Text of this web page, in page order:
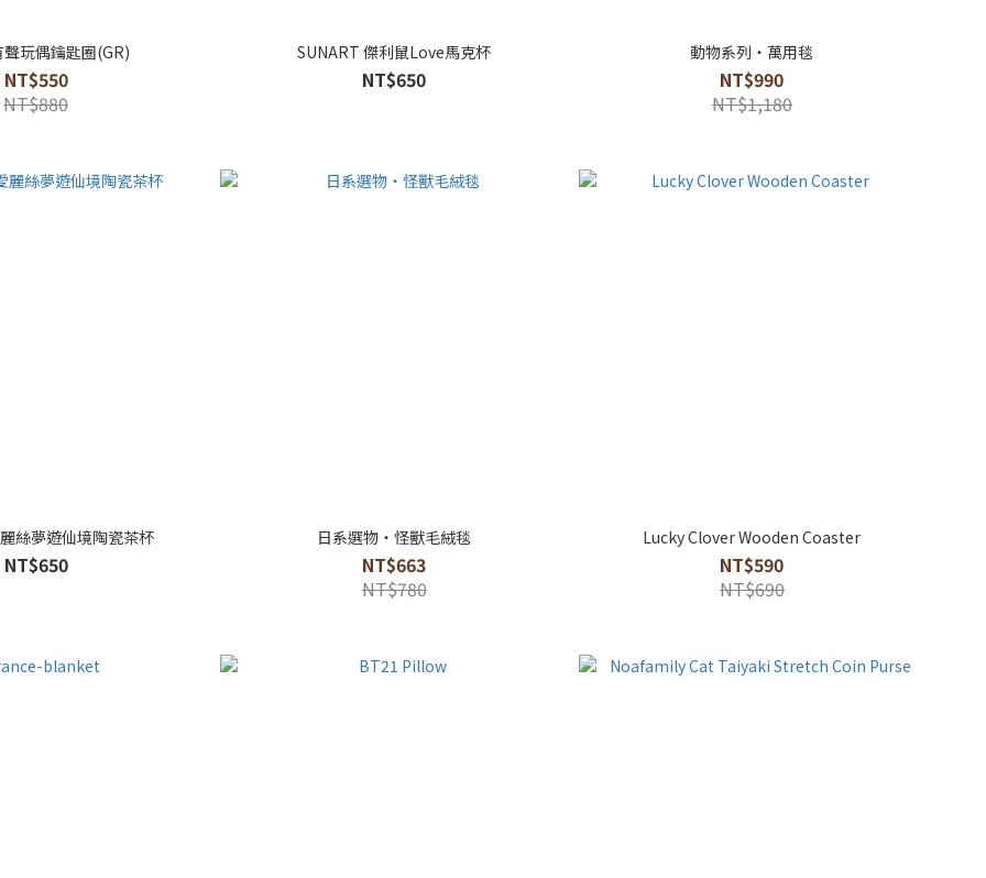
玩偶鑰匙圈(GR)
NT$550
NT$880
SUNART 傑利鼠Love馬克杯
NT$650
動物系列・萬用毯
NT$990
NT$1,180
絲夢遊仙境陶瓷茶杯
NT$650
日系選物・怪獸毛絨毯
NT$663
NT$780
Lucky Clover Wooden Coaster
NT$590
NT$690